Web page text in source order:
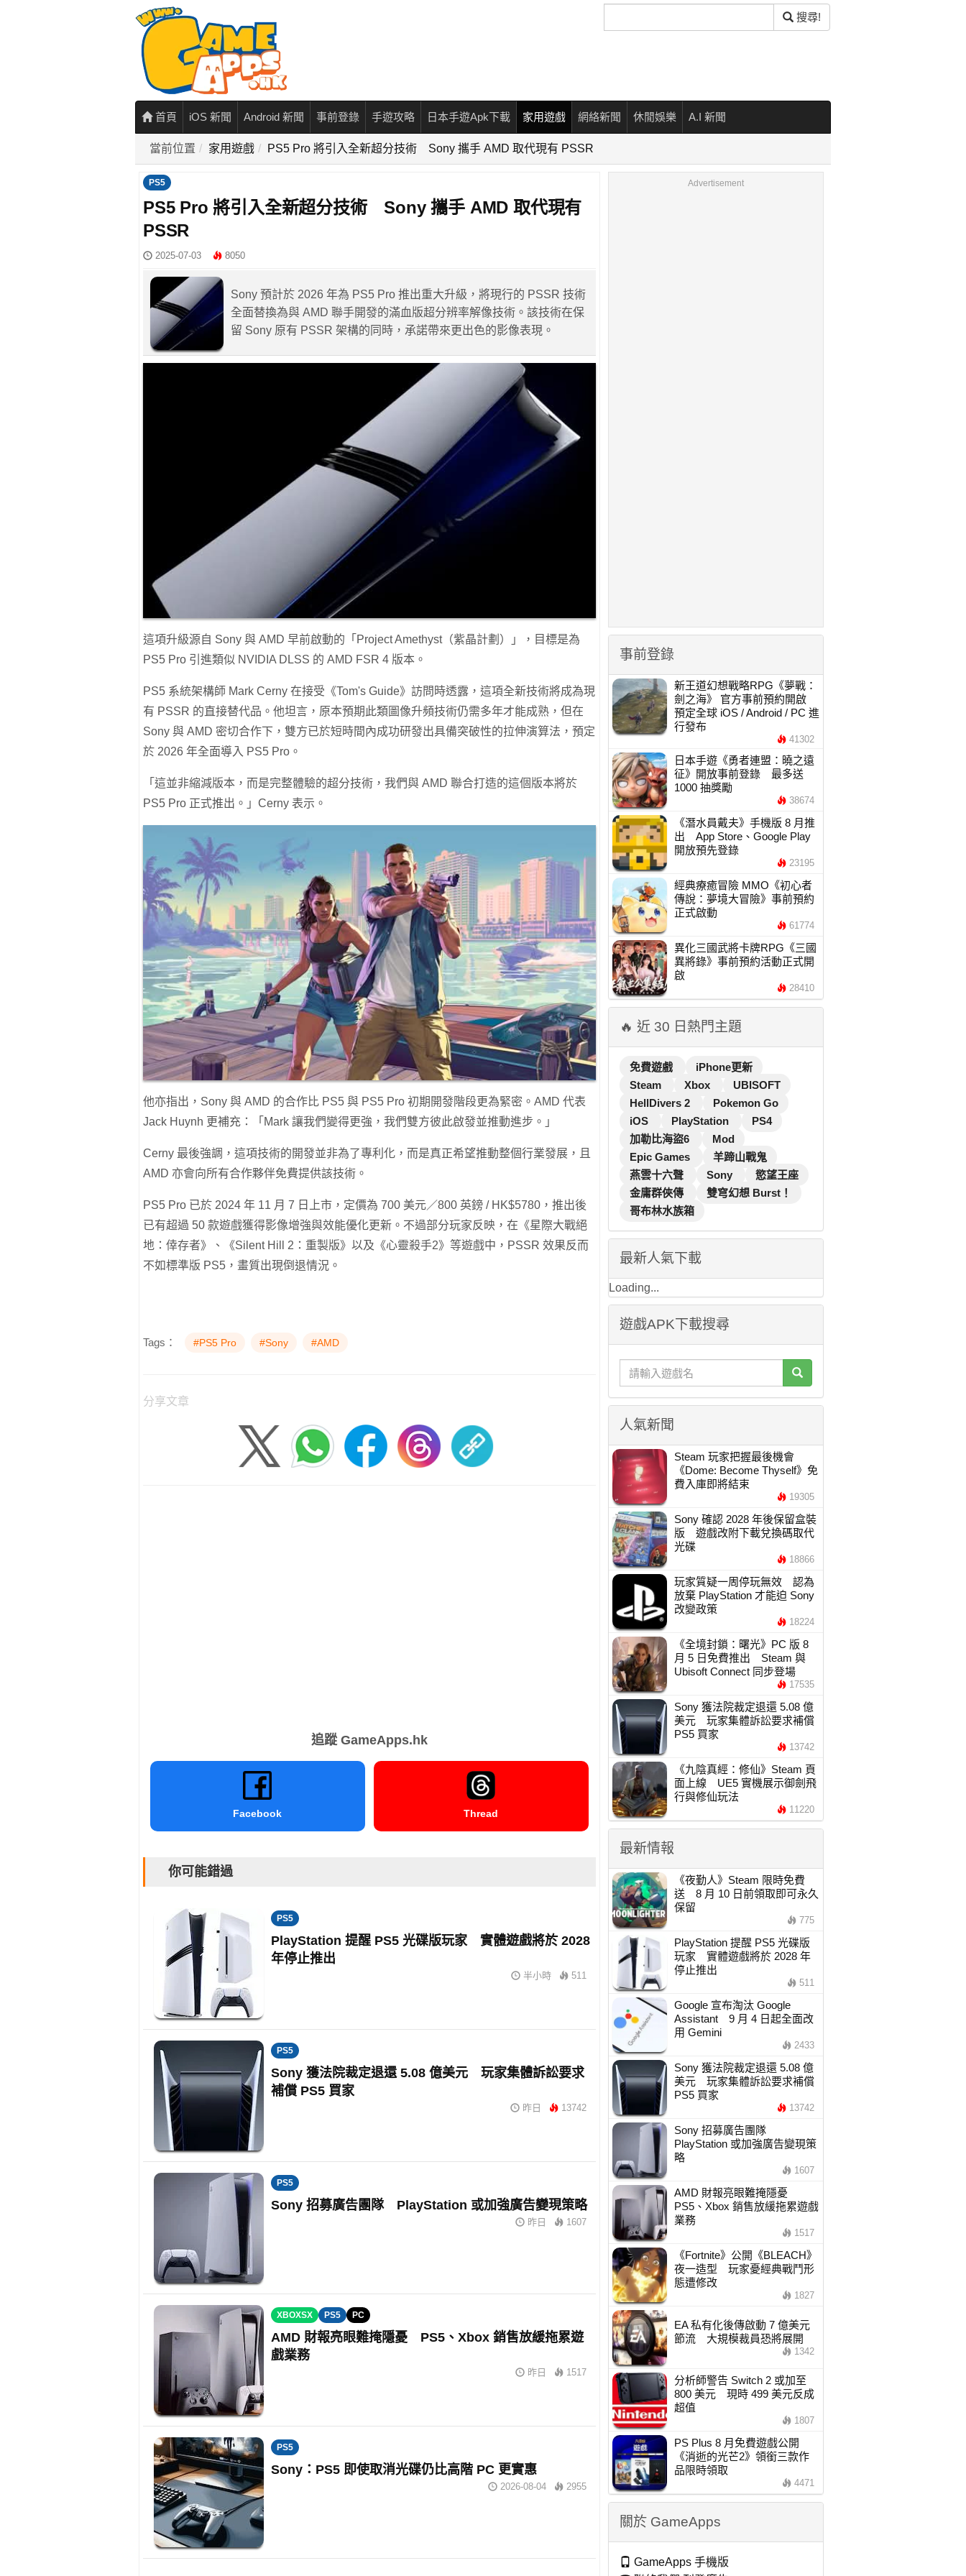
尋
搜尋!
首頁 iOS 新聞 Android 新聞 事前登錄 手遊攻略 日本手遊Apk下載 家用遊戲 網絡新聞 休閒娛樂 A.I 新聞
當前位置 家用遊戲 PS5 Pro 將引入全新超分技術 Sony 攜手 AMD 取代現有 PSSR
PS5
PS5 Pro 將引入全新超分技術 Sony 攜手 AMD 取代現有
PSSR
2025-07-03 8050
Sony 預計於 2026 年為 PS5 Pro 推出重大升級，將現行的 PSSR 技術
全面替換為與 AMD 聯手開發的滿血版超分辨率解像技術。該技術在保
留 Sony 原有 PSSR 架構的同時，承諾帶來更出色的影像表現。
這項升級源自 Sony 與 AMD 早前啟動的「Project Amethyst（紫晶計劃）」，目標是為
PS5 Pro 引進類似 NVIDIA DLSS 的 AMD FSR 4 版本。
PS5 系統架構師 Mark Cerny 在接受《Tom's Guide》訪問時透露，這項全新技術將成為現
有 PSSR 的直接替代品。他坦言，原本預期此類圖像升頻技術仍需多年才能成熟，但在
Sony 與 AMD 密切合作下，雙方已於短時間內成功研發出具備突破性的拉伸演算法，預定
於 2026 年全面導入 PS5 Pro。
「這並非縮減版本，而是完整體驗的超分技術，我們與 AMD 聯合打造的這個版本將於
PS5 Pro 正式推出。」Cerny 表示。
他亦指出，Sony 與 AMD 的合作比 PS5 與 PS5 Pro 初期開發階段更為緊密。AMD 代表
Jack Huynh 更補充：「Mark 讓我們變得更強，我們雙方彼此啟發並推動進步。」
Cerny 最後強調，這項技術的開發並非為了專利化，而是真正希望推動整個行業發展，且
AMD 亦會向所有合作夥伴免費提供該技術。
PS5 Pro 已於 2024 年 11 月 7 日上市，定價為 700 美元／800 英鎊 / HK$5780，推出後
已有超過 50 款遊戲獲得影像增強與效能優化更新。不過部分玩家反映，在《星際大戰絕
地：倖存者》、《Silent Hill 2：重製版》以及《心靈殺手2》等遊戲中，PSSR 效果反而
不如標準版 PS5，畫質出現倒退情況。
Tags： #PS5 Pro #Sony #AMD
分享文章
追蹤 GameApps.hk
Facebook Thread
你可能錯過
PS5
PlayStation 提醒 PS5 光碟版玩家 實體遊戲將於 2028
年停止推出
半小時 511
PS5
Sony 獲法院裁定退還 5.08 億美元 玩家集體訴訟要求
補償 PS5 買家
昨日 13742
PS5
Sony 招募廣告團隊 PlayStation 或加強廣告變現策略
昨日 1607
XBOXSX PS5 PC
AMD 財報亮眼難掩隱憂 PS5、Xbox 銷售放緩拖累遊
戲業務
昨日 1517
PS5
Sony：PS5 即使取消光碟仍比高階 PC 更實惠
2026-08-04 2955
Advertisement
事前登錄
新王道幻想戰略RPG《夢戰：
劍之海》 官方事前預約開啟
預定全球 iOS / Android / PC 進
行發布
41302
日本手遊《勇者連盟：曉之遠
征》開放事前登錄 最多送
1000 抽獎勵
38674
《潛水員戴夫》手機版 8 月推
出 App Store、Google Play
開放預先登錄
23195
經典療癒冒險 MMO《初心者
傳說：夢境大冒險》事前預約
正式啟動
61774
異化三國武將卡牌RPG《三國
異將錄》事前預約活動正式開
啟
28410
🔥 近 30 日熱門主題
免費遊戲
iPhone更新
Steam
Xbox
UBISOFT
HellDivers 2
Pokemon Go
iOS
PlayStation
PS4
加勒比海盜6
Mod
Epic Games
羊蹄山戰鬼
燕雲十六聲
Sony
慾望王座
金庸群俠傳
雙穹幻想 Burst！
哥布林水族箱
最新人氣下載
Loading...
遊戲APK下載搜尋
人氣新聞
Steam 玩家把握最後機會
《Dome: Become Thyself》免
費入庫即將結束
19305
Sony 確認 2028 年後保留盒裝
版 遊戲改附下載兌換碼取代
光碟
18866
玩家質疑一周停玩無效 認為
放棄 PlayStation 才能迫 Sony
改變政策
18224
《全境封鎖：曙光》PC 版 8
月 5 日免費推出 Steam 與
Ubisoft Connect 同步登場
17535
Sony 獲法院裁定退還 5.08 億
美元 玩家集體訴訟要求補償
PS5 買家
13742
《九陰真經：修仙》Steam 頁
面上線 UE5 實機展示御劍飛
行與修仙玩法
11220
最新情報
《夜勤人》Steam 限時免費
送 8 月 10 日前領取即可永久
保留
775
PlayStation 提醒 PS5 光碟版
玩家 實體遊戲將於 2028 年
停止推出
511
Google 宣布淘汰 Google
Assistant 9 月 4 日起全面改
用 Gemini
2433
Sony 獲法院裁定退還 5.08 億
美元 玩家集體訴訟要求補償
PS5 買家
13742
Sony 招募廣告團隊
PlayStation 或加強廣告變現策
略
1607
AMD 財報亮眼難掩隱憂
PS5、Xbox 銷售放緩拖累遊戲
業務
1517
《Fortnite》公開《BLEACH》
夜一造型 玩家憂經典戰鬥形
態遭修改
1827
EA 私有化後傳啟動 7 億美元
節流 大規模裁員恐將展開
1342
分析師警告 Switch 2 或加至
800 美元 現時 499 美元反成
超值
1807
PS Plus 8 月免費遊戲公開
《消逝的光芒2》領銜三款作
品限時領取
4471
關於 GameApps
GameApps 手機版